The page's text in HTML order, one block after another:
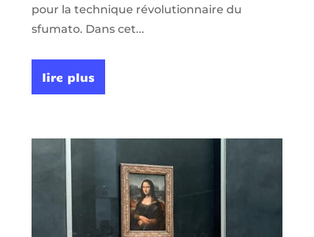
pour la technique révolutionnaire du
sfumato. Dans cet...
lire plus